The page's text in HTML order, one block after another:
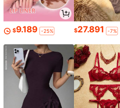
$9.189 -25% $27.891 -7%